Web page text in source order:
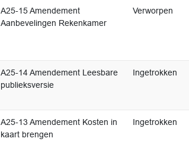
A25-15 Amendement
Aanbevelingen Rekenkamer
Verworpen
A25-14 Amendement Leesbare
publieksversie
Ingetrokken
A25-13 Amendement Kosten in
kaart brengen
Ingetrokken